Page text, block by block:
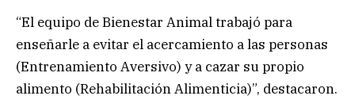
“El equipo de Bienestar Animal trabajó para
enseñarle a evitar el acercamiento a las personas
(Entrenamiento Aversivo) y a cazar su propio
alimento (Rehabilitación Alimenticia)”, destacaron.